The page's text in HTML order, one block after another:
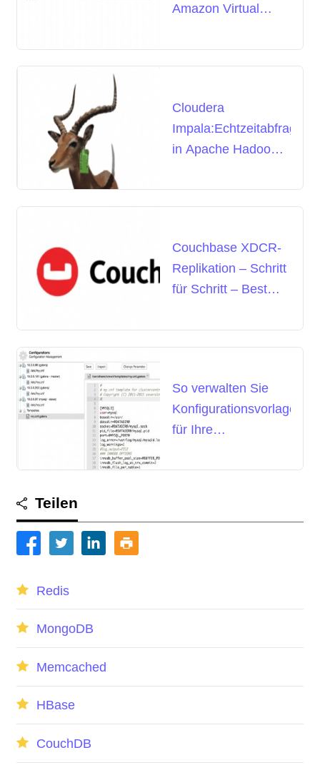
Amazon Virtual
Cloudera
Impala:Echtzeitabfragen
in Apache Hadoop,
Couchbase XDCR-
Replikation – Schritt
für Schritt – Best
So verwalten Sie
Konfigurationsvorlagen
für Ihre
ClusterControl
Teilen
Redis
MongoDB
Memcached
HBase
CouchDB